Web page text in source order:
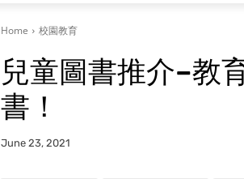
Home 校園教育
兒童圖書推介–教
書！
June 23, 2021